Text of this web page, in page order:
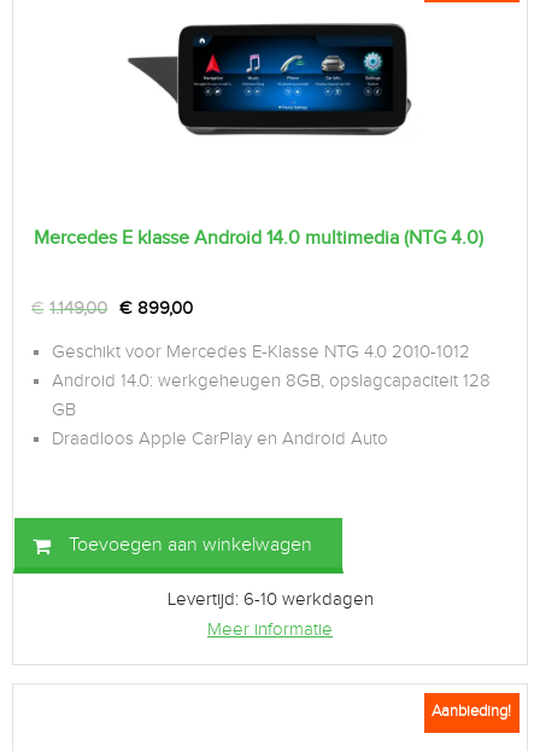
Mercedes E klasse Android 14.0 multimedia (NTG 4.0)
€ 1.149,00 € 899,00
Geschikt voor Mercedes E-Klasse NTG 4.0 2010-1012
Android 14.0: werkgeheugen 8GB, opslagcapaciteit 128
GB
Draadloos Apple CarPlay en Android Auto
Toevoegen aan winkelwagen
Levertijd: 6-10 werkdagen
Meer informatie
Aanbieding!